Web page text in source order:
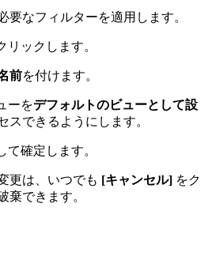
要なフィルターを適用します。
リックします。
前を付けます。
ーをデフォルトのビューとして設
スできるようにします。
て確定します。
更は、いつでも [キャンセル] をク
棄できます。